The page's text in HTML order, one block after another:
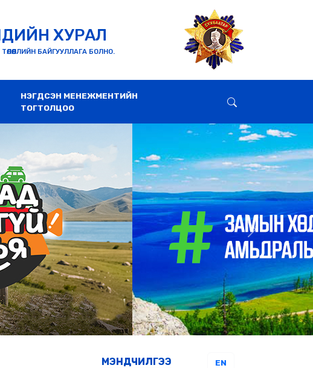
ХУРАЛ
БАЙГУУЛЛАГА БОЛНО.
НЭГДСЭН МЕНЕЖМЕНТИЙН
ТОГТОЛЦОО
Next
МЭНДЧИЛГЭЭ EN